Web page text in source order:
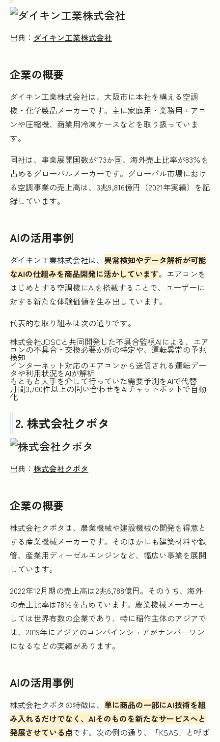
出典： ダイキン工業株式会社
企業の概要
ダイキン工業株式会社は、大阪市に本社を構える空調
機・化学製品メーカーです。主に家庭用・業務用エアコ
ンや圧縮機、商業用冷凍ケースなどを取り扱っていま
す。
同社は、事業展開国数が173か国、海外売上比率が83％を
占めるグローバルメーカーです。グローバル市場におけ
る空調事業の売上高は、3兆9,816億円（2021年実績）を記
録しています。
AIの活用事例
ダイキン工業株式会社は、 異常検知やデータ解析が可能
なAIの仕組みを商品開発に活かしています。エアコンを
はじめとする空調機にAIを搭載することで、ユーザーに
対する新たな体験価値を生み出しています。
代表的な取り組みは次の通りです。
株式会社JDSCと共同開発した不具合監視AIによる、エア
コンの不具合・交換必要か所の特定や、運転異常の予兆
検知
インターネット対応のエアコンから送信される運転デー
タや利用状況をAIが解析
もともと人手を介して行っていた需要予測をAIで代替
月間3,700件以上の問い合わせをAIチャットボットで自動
化
2. 株式会社クボタ
出典： 株式会社クボタ
企業の概要
株式会社クボタは、農業機械や建設機械の開発を得意と
する産業機械メーカーです。そのほかにも建築材料や鉄
管、産業用ディーゼルエンジンなど、幅広い事業を展開
しています。
2022年12月期の売上高は2兆6,788億円。そのうち、海外
の売上比率は78％を占めています。農業機械メーカーと
しては世界有数の企業であり、特に稲作主体のアジアで
は、2019年にアジアのコンバインシェアがナンバーワン
になるなどの実績があります。
AIの活用事例
株式会社クボタの特徴は、 単に商品の一部にAI技術を組
み入れるだけでなく、AIそのものを新たなサービスへと
発展させている点です。次の例の通り、「KSAS」と呼ば